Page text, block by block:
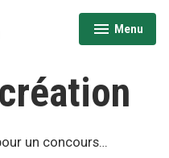
Menu
déplié
réduit
un concours…